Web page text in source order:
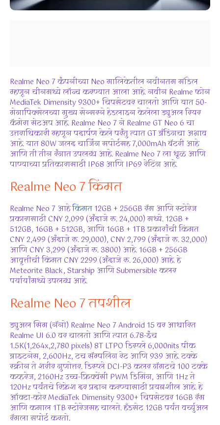
Realme Neo 7 कंपनीच्या Neo मालिकेतील नवीनतम मॉडेल
म्हणून चीनमध्ये लॉन्च करण्यात आला आहे. नवीन Realme फोन
MediaTek Dimensity 9300+ चिपसेटवर चालतो आणि यात 50-
मेगापिक्सेलच्या मुख्य सेन्सरने हेडलाइन केलेला ड्युअल रियर
कॅमेरा सेटअप आहे. Realme Neo 7 ने Realme GT Neo 6 चा
उत्तराधिकारी म्हणून पदार्पण केले परंतु त्यात GT ब्रँडिंगचा अभाव
आहे. यात 80W जलद चार्जिंग सपोर्टसह 7,000mAh बॅटरी आहे
आणि ती तीन रंगात उपलब्ध आहे. Realme Neo 7 ला धूळ आणि
पाण्याच्या प्रतिकारासाठी IP68 आणि IP69 रेटिंग आहे.
Realme Neo 7 किंमत
Realme Neo 7 आहेकिंमत 12GB + 256GB रॅम आणि स्टोरेज
प्रकारासाठी CNY 2,099 (अंदाजे रु. 24,000) मध्ये. 12GB +
512GB, 16GB + 512GB, आणि 16GB + 1TB प्रकारांची किंमत
CNY 2,499 (अंदाजे रु. 29,000), CNY 2,799 (अंदाजे रु. 32,000)
आणि CNY 3,299 (अंदाजे रु. 3800) आहे. 16GB + 256GB
आवृत्तीची किंमत CNY 2299 (अंदाजे रु. 26,000) आहे. हे
Meteorite Black, Starship आणि Submersible कलर
पर्यायांमध्ये उपलब्ध आहे.
Realme Neo 7 तपशील
ड्युअल सिम (नॅनो) Realme Neo 7 Android 15 वर आधारित
Realme UI 6.0 वर चालतो आणि त्यात 6.78-इंच
1.5K(1,264x,2,780 pixels) 8T LTPO डिस्प्ले 6,000nits पीक
ब्राइटनेस, 2,600Hz, टच सॅम्पलिंग रेट आणि 939 आहे. टक्के
स्क्रीन ते शरीर गुणोत्तर. डिस्प्ले DCI-P3 कलर गॅमटचे 100 टक्के
कव्हरेज, 2160Hz उच्च-फ्रिक्वेंसी PWM डिमिंग, आणि 1Hz ते
120Hz पर्यंतचे रिफ्रेश दर प्रदान करण्यासाठी प्रयत्नशील आहे. हे
ऑक्टा-कोर MediaTek Dimensity 9300+ चिपसेटवर 16GB रॅम
आणि कमाल 1TB स्टोरेजसह चालते. हँडसेट 12GB पर्यंत वर्च्युअल
रॅमला सपोर्ट करतो.